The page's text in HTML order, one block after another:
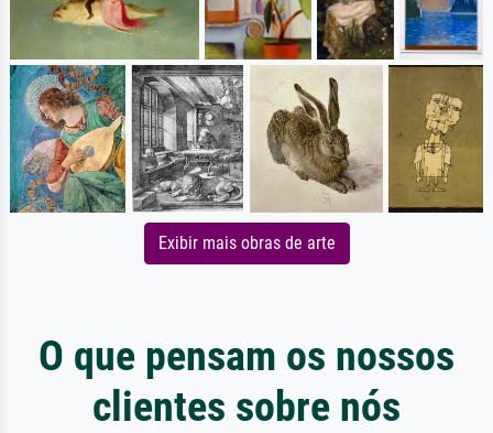
Exibir mais obras de arte
O que pensam os nossos
clientes sobre nós